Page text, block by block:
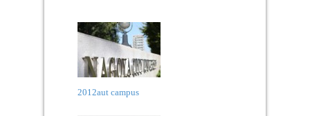
2012aut campus